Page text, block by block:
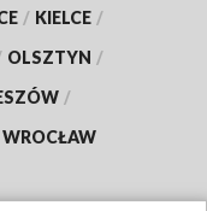
/ KIELCE /
OLSZTYN /
/
WROCŁAW